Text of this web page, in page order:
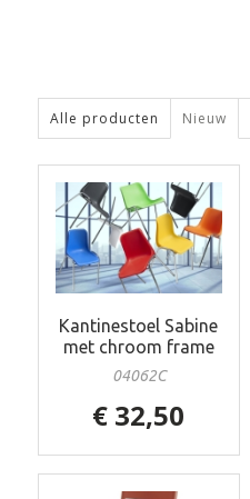
Alle producten Nieuw
Kantinestoel Sabine
met chroom frame
04062C
€ 32,50